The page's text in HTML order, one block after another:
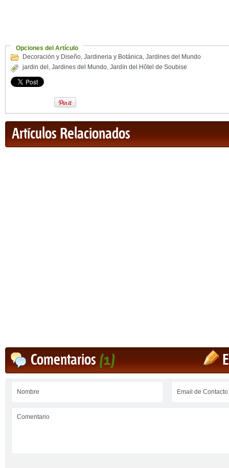
Opciones del Artículo
Decoración y Diseño, Jardineria y Botánica, Jardines del Mundo
jardin del , Jardines del Mundo, Jardín del Hôtel de Soubise
Artículos Relacionados
Comentarios(1)